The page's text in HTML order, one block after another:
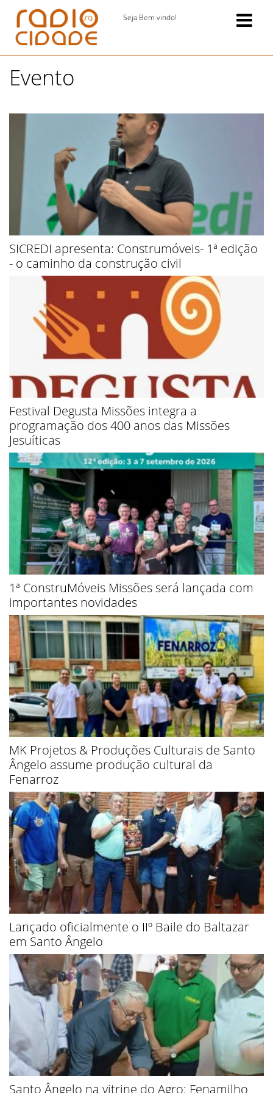
Seja Bem vindo!
Evento
SICREDI apresenta: Construmóveis- 1ª edição
- o caminho da construção civil
Festival Degusta Missões integra a
programação dos 400 anos das Missões
Jesuíticas
1ª ConstruMóveis Missões será lançada com
importantes novidades
MK Projetos & Produções Culturais de Santo
Ângelo assume produção cultural da
Fenarroz
Lançado oficialmente o IIº Baile do Baltazar
em Santo Ângelo
Santo Ângelo na vitrine do Agro: Fenamilho